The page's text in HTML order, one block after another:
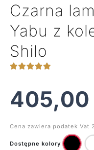
Czarna
Yabu z
Shilo
405,00
Cena zawiera podatek Vat
Dostępne kolory